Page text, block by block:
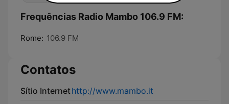
Frequências Radio Mambo 106.9 FM:
Rome: 106.9 FM
Contatos
Sítio Internethttp://www.mambo.it